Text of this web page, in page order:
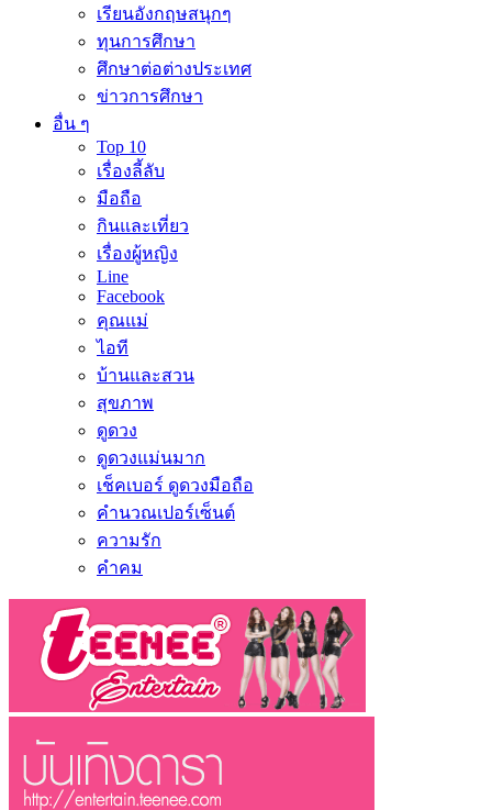
เรียนอังกฤษสนุกๆ
ทุนการศึกษา
ศึกษาต่อต่างประเทศ
ข่าวการศึกษา
อื่น ๆ
Top 10
เรื่องลี้ลับ
มือถือ
กินและเที่ยว
เรื่องผู้หญิง
Line
Facebook
คุณแม่
ไอที
บ้านและสวน
สุขภาพ
ดูดวง
ดูดวงแม่นมาก
เช็คเบอร์ ดูดวงมือถือ
คำนวณเปอร์เซ็นต์
ความรัก
คำคม